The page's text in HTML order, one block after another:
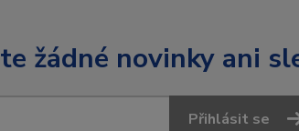
žádné novinky ani
Přihlásit se